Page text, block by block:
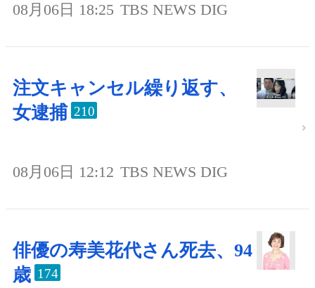
08月06日 18:25 TBS NEWS DIG
注文キャンセル繰り返す、
女逮捕 210
08月06日 12:12 TBS NEWS DIG
俳優の寿美花代さん死去、94
歳 174